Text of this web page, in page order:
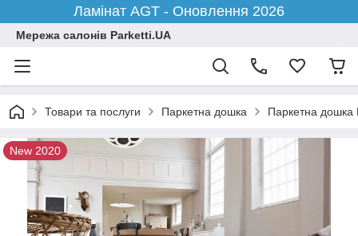
Ламінат AGT - Оновлення 2026
Мережа салонів Parketti.UA
Товари та послуги Паркетна дошка Паркетна дошка
New 2020